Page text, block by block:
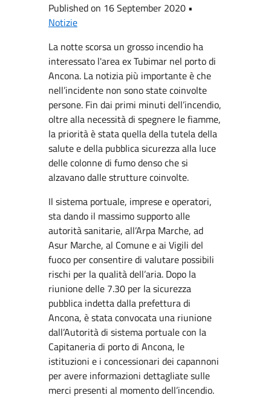
Published on 16 September 2020 •
Notizie
La notte scorsa un grosso incendio ha
interessato l'area ex Tubimar nel porto di
Ancona. La notizia più importante è che
nell’incidente non sono state coinvolte
persone. Fin dai primi minuti dell’incendio,
oltre alla necessità di spegnere le fiamme,
la priorità è stata quella della tutela della
salute e della pubblica sicurezza alla luce
delle colonne di fumo denso che si
alzavano dalle strutture coinvolte.
Il sistema portuale, imprese e operatori,
sta dando il massimo supporto alle
autorità sanitarie, all’Arpa Marche, ad
Asur Marche, al Comune e ai Vigili del
fuoco per consentire di valutare possibili
rischi per la qualità dell’aria. Dopo la
riunione delle 7.30 per la sicurezza
pubblica indetta dalla prefettura di
Ancona, è stata convocata una riunione
dall’Autorità di sistema portuale con la
Capitaneria di porto di Ancona, le
istituzioni e i concessionari dei capannoni
per avere informazioni dettagliate sulle
merci presenti al momento dell’incendio.